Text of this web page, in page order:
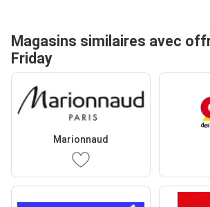
Magasins similaires avec
Friday
Marionnaud